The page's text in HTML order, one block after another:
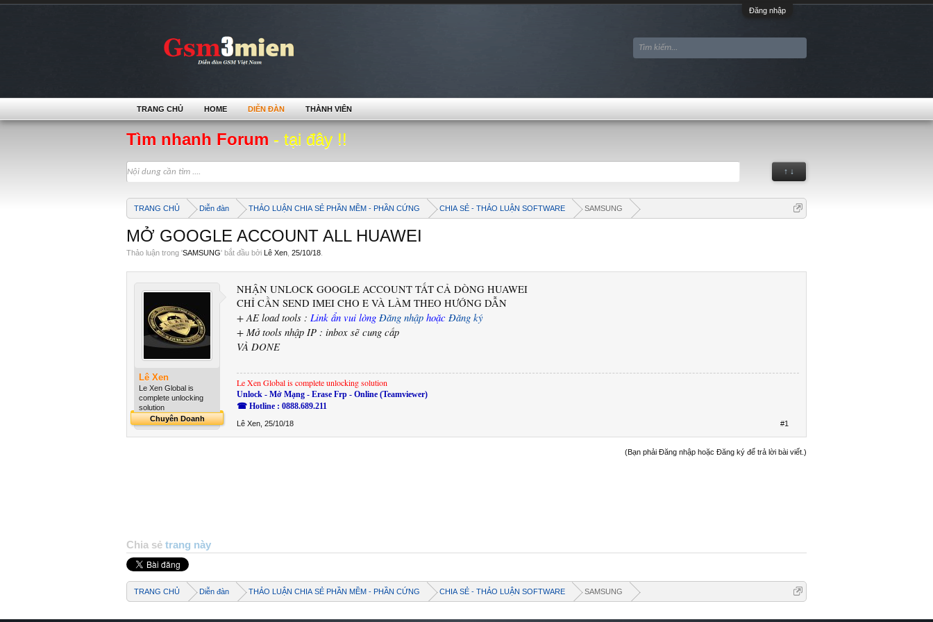
Đăng nhập
Tìm nhanh Forum - tại đây !!
↑ ↓
TRANG CHỦ Diễn đàn THẢO LUẬN CHIA SẺ PHẦN MỀM - PHẦN CỨNG CHIA SẺ - THẢO LUẬN SOFTWARE SAMSUNG
MỞ GOOGLE ACCOUNT ALL HUAWEI
Thảo luận trong 'SAMSUNG' bắt đầu bởi Lê Xen 25/10/18
Lê Xen
Le Xen Global is
complete unlocking
solution
Chuyên Doanh
NHẬN UNLOCK GOOGLE ACCOUNT TẤT CẢ DÒNG HUAWEI
CHỈ CẦN SEND IMEI CHO E VÀ LÀM THEO HƯỚNG DẪN
+ AE load tools : Link ẩn vui lòng Đăng nhập hoặc Đăng ký
+ Mở tools nhập IP : inbox sẽ cung cấp
VÀ DONE
Le Xen Global is complete unlocking solution
Unlock - Mở Mạng - Erase Frp - Online (Teamviewer)
☎ Hotline : 0888.689.211
Lê Xen 25/10/18 #1
(Bạn phải Đăng nhập hoặc Đăng ký để trả lời bài viết.)
Chia sẻ trang này
TRANG CHỦ Diễn đàn THẢO LUẬN CHIA SẺ PHẦN MỀM - PHẦN CỨNG CHIA SẺ - THẢO LUẬN SOFTWARE SAMSUNG
TRANG CHỦ HOME DIỄN ĐÀN THÀNH VIÊN